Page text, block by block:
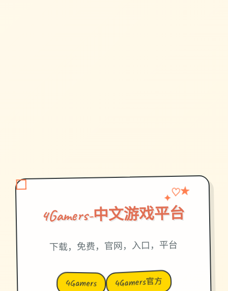
4Gamers-中文游戏平台
✦♡★
下载，免费，官网，入口，平台
4Gamers 4Gamers官方